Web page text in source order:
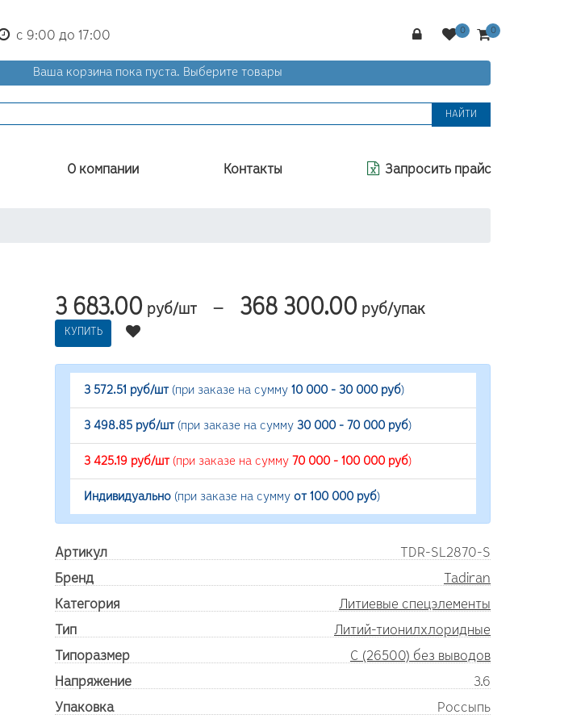
с 9:00 до 17:00
Ваша корзина пока пуста. Выберите товары
НАЙТИ
О компании Контакты Запросить прайс
3 683.00 руб/шт — 368 300.00 руб/упак
КУПИТЬ
3 572.51 руб/шт(при заказе на сумму 10 000 - 30 000 руб)
3 498.85 руб/шт(при заказе на сумму 30 000 - 70 000 руб)
3 425.19 руб/шт(при заказе на сумму 70 000 - 100 000 руб)
Индивидуально (при заказе на сумму от 100 000 руб)
Артикул
TDR-SL2870-S
Бренд
Tadiran
Категория
Литиевые спецэлементы
Тип
Литий-тионилхлоридные
Типоразмер
C (26500) без выводов
Напряжение
3.6
Упаковка
Россыпь